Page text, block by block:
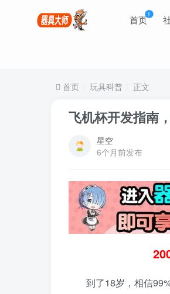
首页1
首页 玩具科普 正文
飞机杯开发指南
星空
6个月前发布
到了18岁，相信